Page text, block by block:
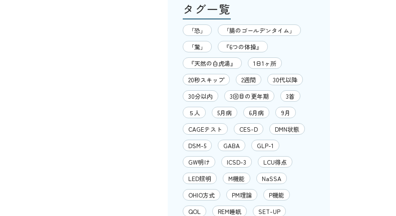
タグ一覧
「恐」
「腸のゴールデンタイム」
「驚」
『6つの体操』
『天然の白虎湯』
1日1ヶ所
20秒スキップ
2週間
30代以降
30分以内
3回目の更年期
3首
５人
5月病 6月病
9月
CAGEテスト
CES-D
DMN状態
DSM-5
GABA
GLP-1
GW明け
ICSD-3
LCU得点
LED照明
M機能
NaSSA
OHIO方式
PM理論
P機能
QOL
REM睡眠
SET-UP